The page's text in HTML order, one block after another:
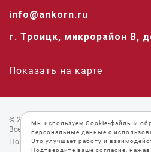
info@ankorn.ru
г. Троицк, микрорайон В,
Показать на карте
© 2026 «Анкорн».
Все права защищены.
Пользовательское соглашение
Мы используем Cookie-файлы и
персональные данные с
Это улучшает работу и
Подтвердите ваше согласие,